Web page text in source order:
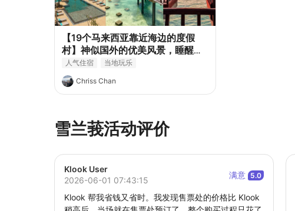
【19个马来西亚靠近海边的度假
村】神似国外的优美风景，睡醒就
有海景！
人气住宿 当地玩乐
Chriss Chan
雪兰莪活动评价
Klook User
2026-06-01 07:43:15
满意 5.0
Klook 帮我省钱又省时。我发现售票处的价格比 Klook